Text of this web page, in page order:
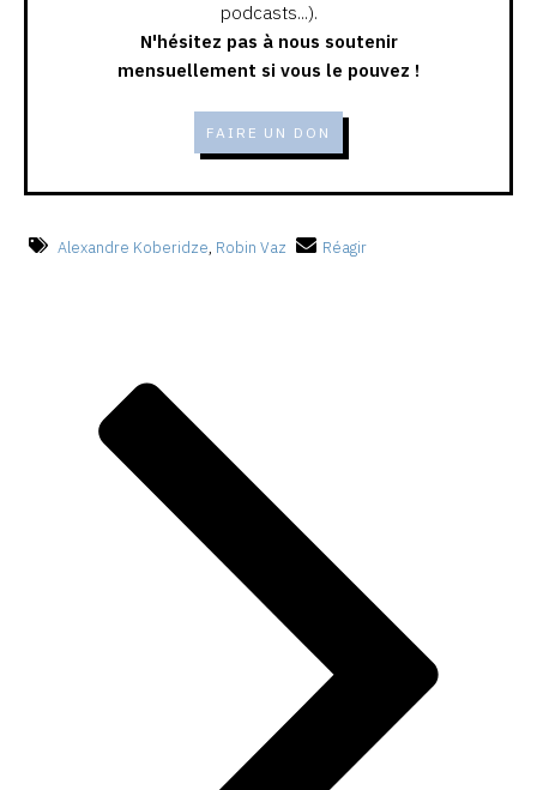
podcasts...).
N'hésitez pas à nous soutenir
mensuellement si vous le pouvez !
FAIRE UN DON
Alexandre Koberidze, Robin Vaz Réagir